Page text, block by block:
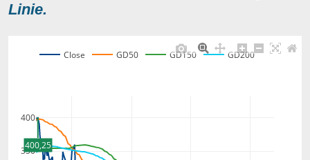
Linie.
350
400
Close GD50 GD150 GD200
400,25